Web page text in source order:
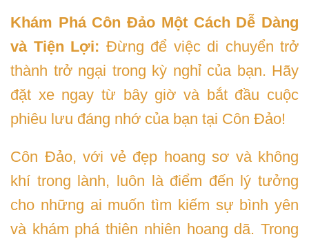
Khám Phá Côn Đảo Một Cách Dễ Dàng
và Tiện Lợi: Đừng để việc di chuyển trở
thành trở ngại trong kỳ nghỉ của bạn. Hãy
đặt xe ngay từ bây giờ và bắt đầu cuộc
phiêu lưu đáng nhớ của bạn tại Côn Đảo!
Côn Đảo, với vẻ đẹp hoang sơ và không
khí trong lành, luôn là điểm đến lý tưởng
cho những ai muốn tìm kiếm sự bình yên
và khám phá thiên nhiên hoang dã. Trong